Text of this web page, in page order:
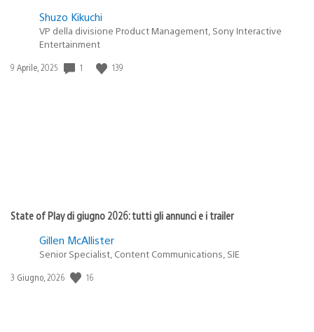
Shuzo Kikuchi
VP della divisione Product Management, Sony Interactive
Entertainment
Data
9 Aprile, 2025 1 139
State of Play di giugno 2026: tutti gli annunci e i trailer
Gillen McAllister
Senior Specialist, Content Communications, SIE
Data
3 Giugno, 2026 16